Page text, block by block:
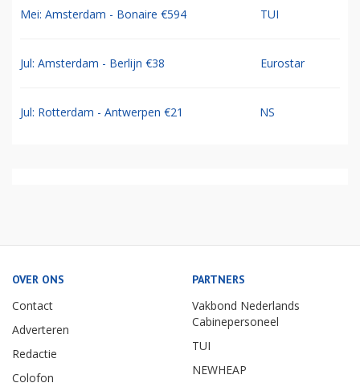
Mei: Amsterdam - Bonaire €594 TUI
Jul: Amsterdam - Berlijn €38 Eurostar
Jul: Rotterdam - Antwerpen €21 NS
OVER ONS
Contact
Adverteren
Redactie
Colofon
PARTNERS
Vakbond Nederlands
Cabinepersoneel
TUI
NEWHEAP